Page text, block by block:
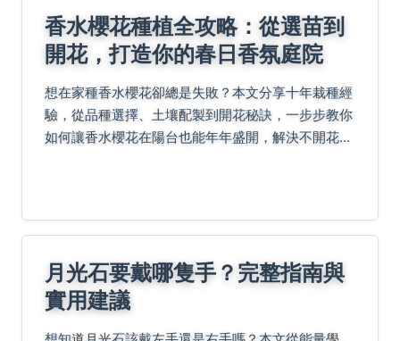
香水櫻花種植全攻略：從選苗到
開花，打造你的春日香氛庭院
想在家種香水櫻花卻總是失敗？本文分享十年栽種經
驗，從品種選擇、土壤配製到開花秘訣，一步步教你
如何讓香水櫻花在陽台也能年年盛開，解決不開花、
月光石要戴哪隻手？完整指南與
實用建議